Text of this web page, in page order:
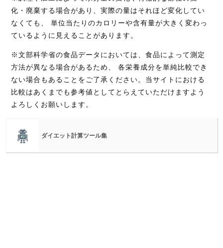
化・廃棄する場合があり、実際の量はそれほど変化してい
なくても、 単位当たりのカロリーや含有量が大きく変わっ
ているように見えることがあります。
※文部科学省の食品データにおいては、食品によって測定
方法が異なる場合があるため、 各栄養成分を単純比較でき
ない場合もあることをご了承ください。当サイトにおける
比較はあくまでも参考値としてとらえていただけますよう
よろしくお願いします。
ダイエット計算ツール集